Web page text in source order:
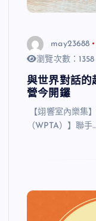
may23688
瀏覽次數：
與世界對話的
營今開鑼
【翊響室內樂集
（WPTA）】聯手…